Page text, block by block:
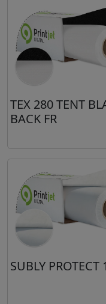
TEX 280 TENT
BACK FR
SUBLY PROTECT